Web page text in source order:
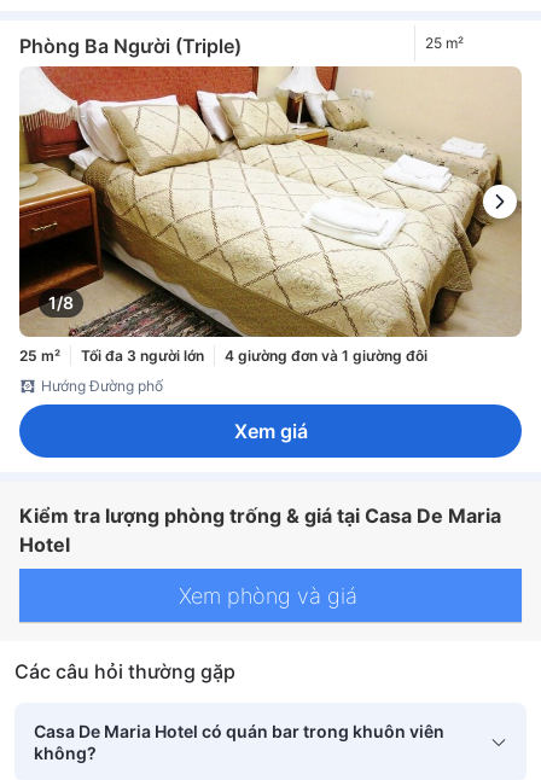
Phòng Ba Người (Triple) 25 m²
1/8
25 m² Tối đa 3 người lớn
4 giường đơn và 1 giường đôi
Hướng Đường phố
Xem giá
Kiểm tra lượng phòng trống & giá tại Casa De Maria
Hotel
Xem phòng và giá
Các câu hỏi thường gặp
Casa De Maria Hotel có quán bar trong khuôn viên
không?